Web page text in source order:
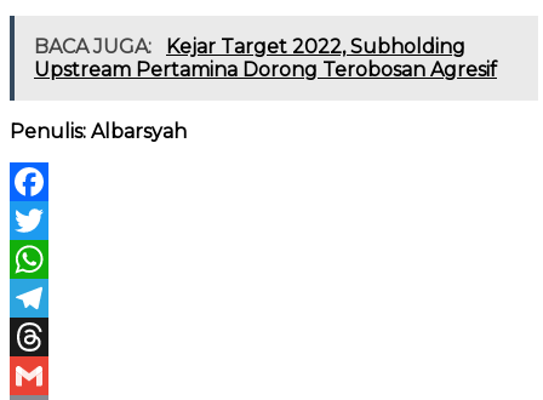
BACA JUGA:
Kejar Target 2022, Subholding
Upstream Pertamina Dorong Terobosan Agresif
Penulis: Albarsyah
Facebook
Twitter
WhatsApp
Telegram
Threads